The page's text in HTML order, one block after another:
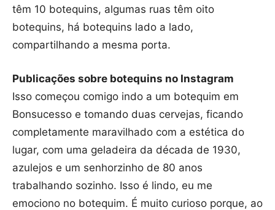
têm 10 botequins, algumas ruas têm oito
botequins, há botequins lado a lado,
compartilhando a mesma porta.
Publicações sobre botequins no Instagram
Isso começou comigo indo a um botequim em
Bonsucesso e tomando duas cervejas, ficando
completamente maravilhado com a estética do
lugar, com uma geladeira da década de 1930,
azulejos e um senhorzinho de 80 anos
trabalhando sozinho. Isso é lindo, eu me
emociono no botequim. É muito curioso porque, ao